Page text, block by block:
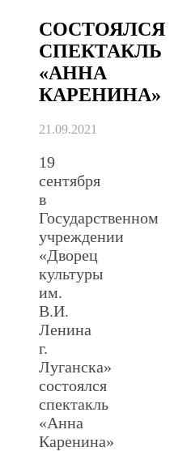
СОСТОЯЛСЯ
СПЕКТАКЛЬ
«АННА
КАРЕНИНА»
21.09.2021
19
сентября
в
Государственном
учреждении
«Дворец
культуры
им.
В.И.
Ленина
г.
Луганска»
состоялся
спектакль
«Анна
Каренина»